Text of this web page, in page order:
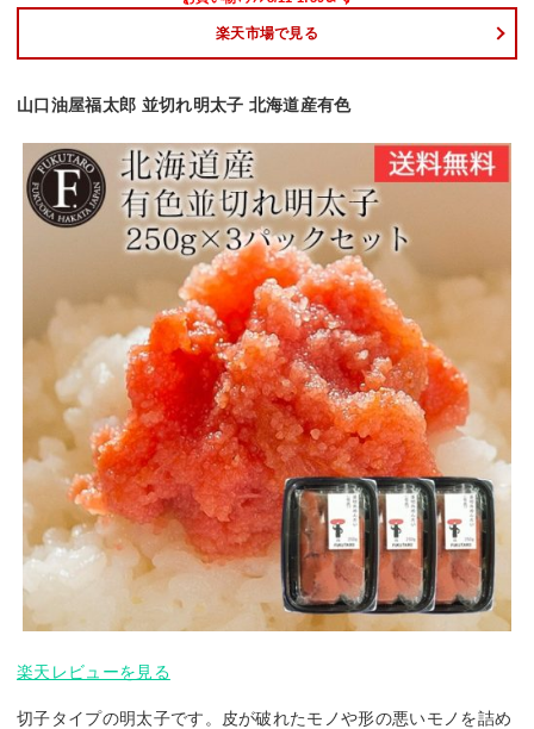
楽天市場で見る
山口油屋福太郎 並切れ明太子 北海道産有色
楽天レビューを見る
切子タイプの明太子です。皮が破れたモノや形の悪いモノを詰め